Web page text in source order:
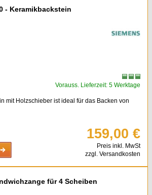
- Keramikbackstein
Vorauss. Lieferzeit: 5 Werktage
mit Holzschieber ist ideal für das Backen von
159,00 €
Preis inkl. MwSt
zzgl. Versandkosten
für 4 Scheiben